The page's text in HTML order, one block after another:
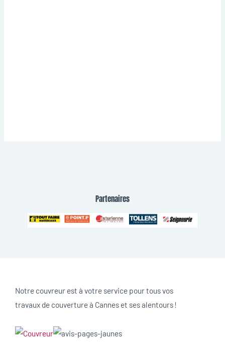
Partenaires
Notre couvreur est à votre service pour tous vos
travaux de couverture à Cannes et ses alentours !